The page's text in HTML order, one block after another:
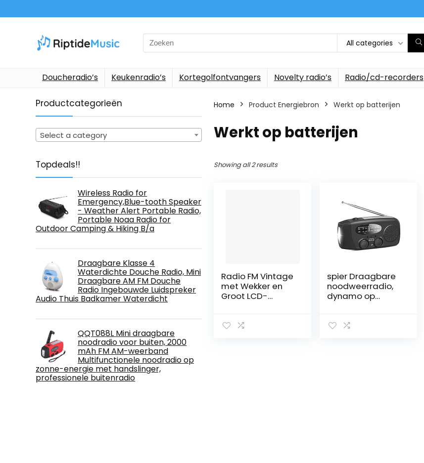
Search
for:
All categories
Doucheradio’s Keukenradio’s Kortegolfontvangers Novelty radio’s Radio/cd-recorders
Productcategorieën
Select a category
Topdeals!!
Wireless Radio for
Emergency,Blue-tooth Speaker
- Weather Alert Portable Radio,
Portable Noaa Radio for
Outdoor Camping & Hiking B/a
Draagbare Klasse 4
Waterdichte Douche Radio, Mini
Draagbare AM FM Douche
Radio Ingebouwde Luidspreker
Audio Thuis Badkamer Waterdicht
QQT088L Mini draagbare
noodradio voor buiten, 2000
mAh FM AM-weerband
Multifunctionele noodradio op
zonne-energie met handslinger,
professionele buitenradio
Home Product Energiebron ‎Werkt op batterijen
‎Werkt op batterijen
Showing all 2 results
Radio FM Vintage
met Wekker en
Groot LCD-
spier Draagbare
noodweerradio,
dynamo op
radio met led-